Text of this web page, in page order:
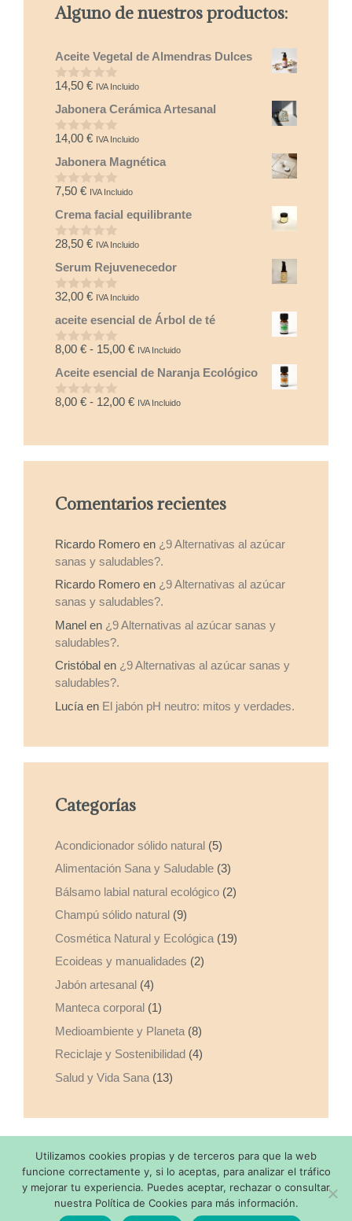
Alguno de nuestros productos:
Aceite Vegetal de Almendras Dulces
0
e
5
14,50 € IVA Incluido
Jabonera Cerámica Artesanal
0
e
5
14,00 € IVA Incluido
Jabonera Magnética
0
e
5
7,50 € IVA Incluido
Crema facial equilibrante
0
e
5
28,50 € IVA Incluido
Serum Rejuvenecedor
0
e
5
32,00 € IVA Incluido
aceite esencial de Árbol de té
0
e
5
8,00 € - 15,00 €Rango
de
desde
IVA Incluido
Aceite esencial de Naranja Ecológico
0
8,00 € - 12,00 €Rango
12,00 €
IVA Incluido
Comentarios recientes
Ricardo Romero en ¿9 Alternativas al azúcar
sanas y saludables?.
Ricardo Romero en ¿9 Alternativas al azúcar
sanas y saludables?.
Manel en ¿9 Alternativas al azúcar sanas y
saludables?.
Cristóbal en ¿9 Alternativas al azúcar sanas y
saludables?.
Lucía en El jabón pH neutro: mitos y verdades.
Categorías
Acondicionador sólido natural (5)
Alimentación Sana y Saludable (3)
Bálsamo labial natural ecológico (2)
Champú sólido natural (9)
Cosmética Natural y Ecológica (19)
Ecoideas y manualidades (2)
Jabón artesanal (4)
Manteca corporal (1)
Medioambiente y Planeta (8)
Reciclaje y Sostenibilidad (4)
Salud y Vida Sana (13)
Copyright © 2026 Made with
by SaponediValeria - Todos los
derechos reservados |Aviso Legal|Politica de Privacidad
Utilizamos cookies propias y de terceros para que la web
funcione correctamente y, si lo aceptas, para analizar el tráfico
y mejorar tu experiencia. Puedes aceptar, rechazar o consultar
nuestra Política de Cookies para más información.